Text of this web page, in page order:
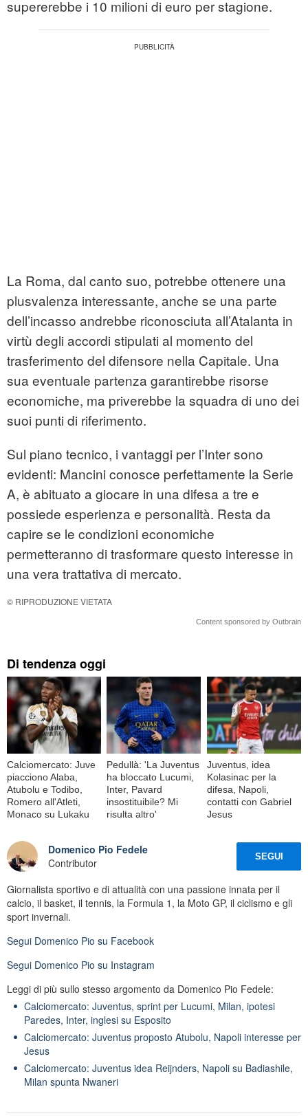
supererebbe i 10 milioni di euro per stagione.
La Roma, dal canto suo, potrebbe ottenere una
plusvalenza interessante, anche se una parte
dell’incasso andrebbe riconosciuta all’Atalanta in
virtù degli accordi stipulati al momento del
trasferimento del difensore nella Capitale. Una
sua eventuale partenza garantirebbe risorse
economiche, ma priverebbe la squadra di uno dei
suoi punti di riferimento.
Sul piano tecnico, i vantaggi per l’Inter sono
evidenti: Mancini conosce perfettamente la Serie
A, è abituato a giocare in una difesa a tre e
possiede esperienza e personalità. Resta da
capire se le condizioni economiche
permetteranno di trasformare questo interesse in
una vera trattativa di mercato.
© RIPRODUZIONE VIETATA
Content sponsored by Outbrain
Di tendenza oggi
Calciomercato: Juve
piacciono Alaba,
Atubolu e Todibo,
Romero all'Atleti,
Monaco su Lukaku
Pedullà: 'La Juventus
ha bloccato Lucumi,
Inter, Pavard
insostituibile? Mi
risulta altro'
Juventus, idea
Kolasinac per la
difesa, Napoli,
contatti con Gabriel
Jesus
Domenico Pio Fedele
Contributor
SEGUI
Giornalista sportivo e di attualità con una passione innata per il
calcio, il basket, il tennis, la Formula 1, la Moto GP, il ciclismo e gli
sport invernali.
Segui Domenico Pio su Facebook
Segui Domenico Pio su Instagram
Leggi di più sullo stesso argomento da Domenico Pio Fedele:
Calciomercato: Juventus, sprint per Lucumi, Milan, ipotesi
Paredes, Inter, inglesi su Esposito
Calciomercato: Juventus proposto Atubolu, Napoli interesse per
Jesus
Calciomercato: Juventus idea Reijnders, Napoli su Badiashile,
Milan spunta Nwaneri